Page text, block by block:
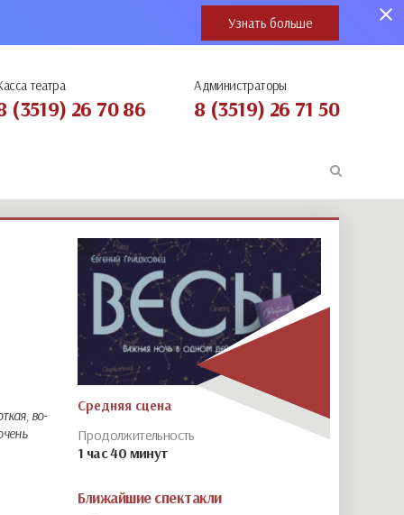
Узнать больше
театра
(3519) 26 70 86
Администраторы
8 (3519) 26 71 50
во-
–
Средняя сцена
Продолжительность
1 час 40 минут
Ближайшие спектакли